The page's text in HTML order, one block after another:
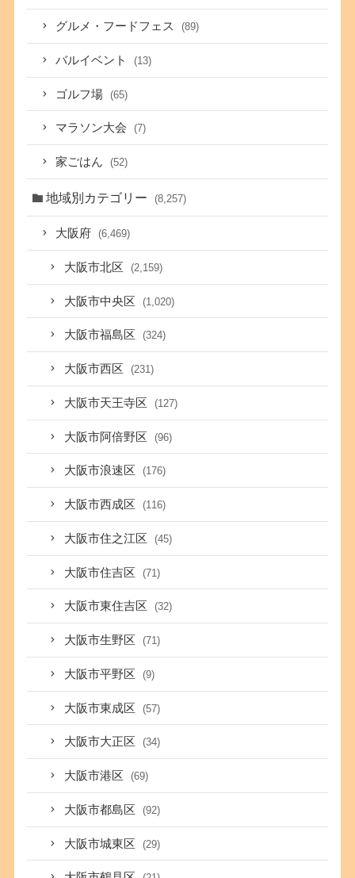
グルメ・フードフェス (89)
バルイベント (13)
ゴルフ場 (65)
マラソン大会 (7)
家ごはん (52)
地域別カテゴリー (8,257)
大阪府 (6,469)
大阪市北区 (2,159)
大阪市中央区 (1,020)
大阪市福島区 (324)
大阪市西区 (231)
大阪市天王寺区 (127)
大阪市阿倍野区 (96)
大阪市浪速区 (176)
大阪市西成区 (116)
大阪市住之江区 (45)
大阪市住吉区 (71)
大阪市東住吉区 (32)
大阪市生野区 (71)
大阪市平野区 (9)
大阪市東成区 (57)
大阪市大正区 (34)
大阪市港区 (69)
大阪市都島区 (92)
大阪市城東区 (29)